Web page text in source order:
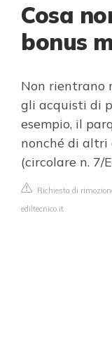
Cosa
bonus
Non rientrano
gli acquisti di
esempio, il
nonché di altri
(circolare n. 7/
Richiesta di
ediltecnico.it